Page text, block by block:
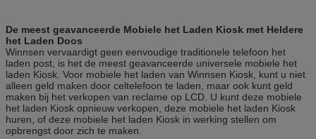
Computer
Het stabiele industriële computersysteem,
vermindert uw onderhoud tot minimaal
Staallichaam
Het lichaam vanhetgoede kwaliteitsstaal, tribune
met gebruik op lange termijn, kleur kan worden
aangepast
Hardwareopties Muntstukacceptor, rekeningsacceptor, kaartlezer,
vingerafdrukscanner, streepjescodescanner,
kaartjesprinter
De meest geavanceerde Mobiele het Laden Kiosk met Heldere
het Laden Doos
Winnsen vervaardigt geen eenvoudige traditionele telefoon het
laden post, is het de meest geavanceerde universele mobiele het
laden Kiosk. Voor mobiele het laden van Winnsen Kiosk, kunt u niet
alleen geld maken door celtelefoon te laden, maar ook kunt geld
maken bij het verkopen van reclame op LCD. U kunt deze mobiele
het laden Kiosk opnieuw verkopen, deze mobiele het laden Kiosk
huren, of deze mobiele het laden Kiosk in werking stellen om
opbrengst door zich te maken.